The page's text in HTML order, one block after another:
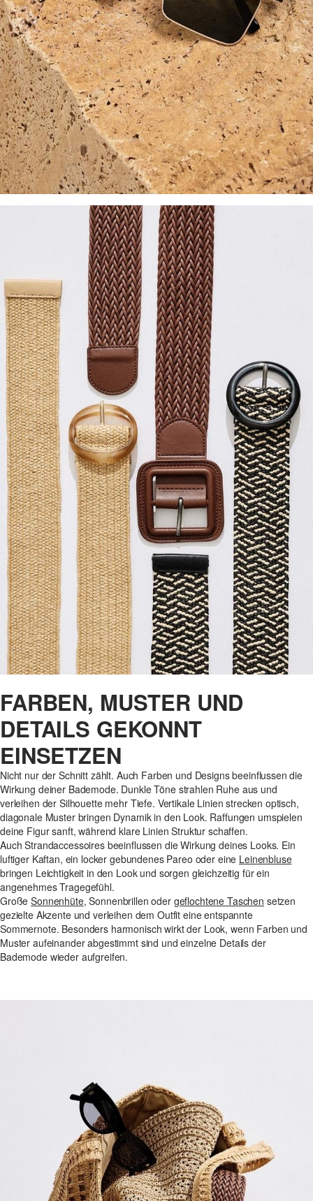
FARBEN, MUSTER UND
DETAILS GEKONNT
EINSETZEN
Nicht nur der Schnitt zählt. Auch Farben und Designs beeinflussen die
Wirkung deiner Bademode. Dunkle Töne strahlen Ruhe aus und
verleihen der Silhouette mehr Tiefe. Vertikale Linien strecken optisch,
diagonale Muster bringen Dynamik in den Look. Raffungen umspielen
deine Figur sanft, während klare Linien Struktur schaffen.
Auch Strandaccessoires beeinflussen die Wirkung deines Looks. Ein
luftiger Kaftan, ein locker gebundenes Pareo oder eine Leinenbluse
bringen Leichtigkeit in den Look und sorgen gleichzeitig für ein
angenehmes Tragegefühl.
GroßeSonnenhüte, Sonnenbrillen oder geflochtene Taschen setzen
gezielte Akzente und verleihen dem Outfit eine entspannte
Sommernote. Besonders harmonisch wirkt der Look, wenn Farben und
Muster aufeinander abgestimmt sind und einzelne Details der
Bademode wieder aufgreifen.